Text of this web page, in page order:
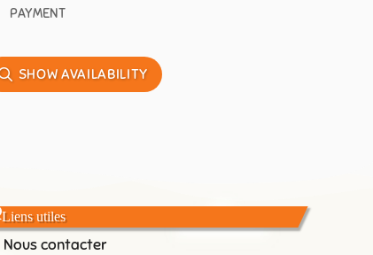
PAYMENT
SHOW AVAILABILITY
Liens utiles
Nous contacter